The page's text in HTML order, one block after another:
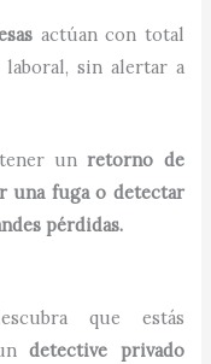
actúan con total
sin alertar a
tener unretorno de
una fuga o detectar
pérdidas.
que estás
undetective privado